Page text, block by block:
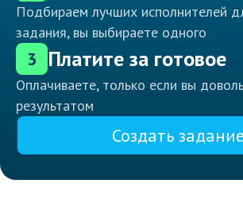
Подбираем лучших исполнителей
задания, вы выбираете одного
3 Платите за готовое
Оплачиваете, только если вы
результатом
Создать задание